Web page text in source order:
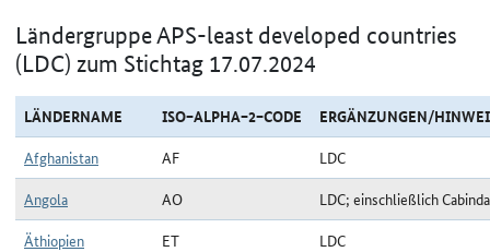
Ländergruppe APS-least developed countries
(LDC) zum Stichtag 17.07.2024
LÄNDERNAME ISO−ALPHA−2−CODE
ERGÄNZUNGEN/
Afghanistan
AF
LDC
Angola
AO
LDC; einschließlich Cabinda
Äthiopien
ET
LDC